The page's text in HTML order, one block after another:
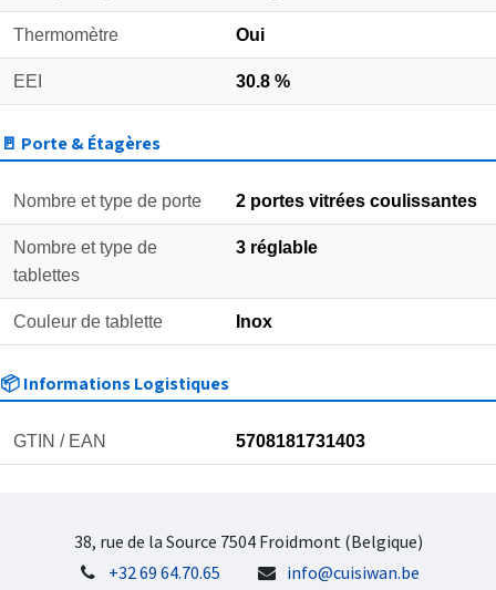
Thermomètre Oui
EEI 30.8 %
🚪 Porte & Étagères
Nombre et type de porte 2 portes vitrées coulissantes
Nombre et type de
tablettes
3 réglable
Couleur de tablette Inox
📦 Informations Logistiques
GTIN / EAN 5708181731403
38, rue de la Source 7504 Froidmont (Belgique)
+32 69 64.70.65
info@cuisiwan.be